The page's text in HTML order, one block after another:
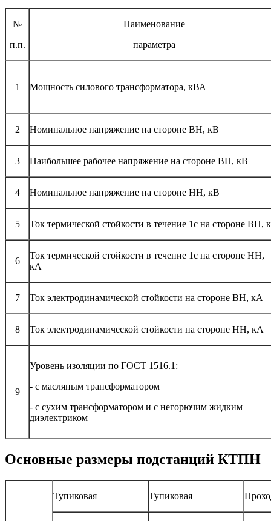
№
п.п.
Наименование
параметра
1 Мощность силового трансформатора, кВА
2 Номинальное напряжение на стороне ВН, кВ
3 Наибольшее рабочее напряжение на стороне ВН, кВ
4 Номинальное напряжение на стороне НН, кВ
5 Ток термической стойкости в течение 1с на стороне ВН,
6
Ток термической стойкости в течение 1с на стороне НН,
кА
7 Ток электродинамической стойкости на стороне ВН, кА
8 Ток электродинамической стойкости на стороне НН, кА
9
Уровень изоляции по ГОСТ 1516.1:
- с масляным трансформатором
- с сухим трансформатором и с негорючим жидким
диэлектриком
Основные размеры подстанций КТПН
Тупиковая Тупиковая